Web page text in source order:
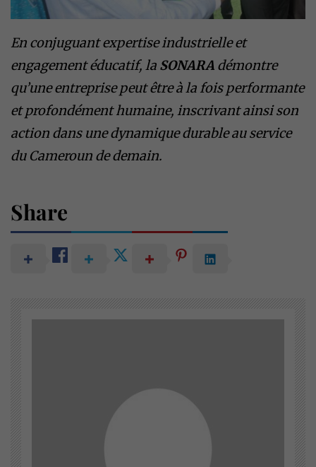
En conjuguant expertise industrielle et
engagement éducatif, la SONARA démontre
qu’une entreprise peut être à la fois performante
et profondément humaine, inscrivant ainsi son
action dans une dynamique durable au service
du Cameroun de demain.
Share